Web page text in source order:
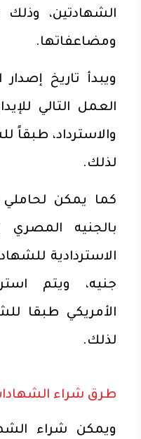
ومضاعفاتها.
ويبدأ تاريخ
العمل التالي
والاسترداد، طبقاً
لذلك.
كما يمكن لحاملي
جنيه، ويتم
الأمريكي طبقا
لذلك.
طرق شراء
ويمكن شراء